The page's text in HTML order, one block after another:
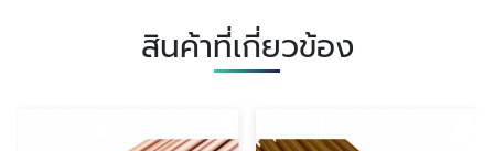
สินค้าที่เกี่ยวข้อง